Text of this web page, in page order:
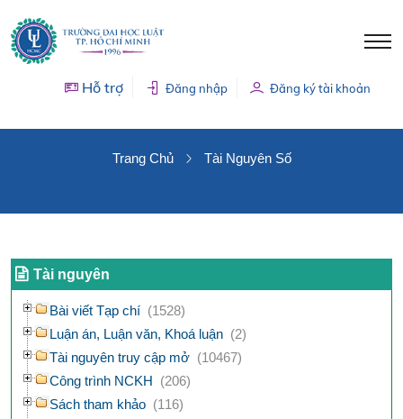
Hỗ trợ Đăng nhập Đăng ký tài khoản
Trang Chủ Tài Nguyên Số
Tài nguyên
Bài viết Tạp chí (1528)
Luận án, Luận văn, Khoá luận (2)
Tài nguyên truy cập mở (10467)
Công trình NCKH (206)
Sách tham khảo (116)